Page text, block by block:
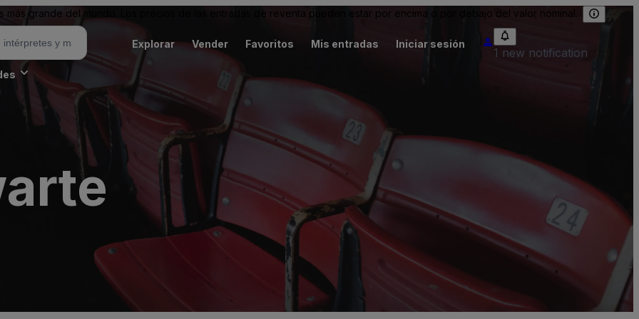
más grande del mundo. Los precios de las entradas de reventa pueden estar por encima o por debajo del valor nominal.
Explorar Vender Favoritos Mis entradas Iniciar sesión
1 new notification